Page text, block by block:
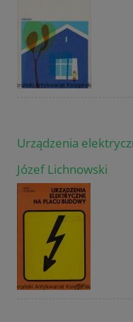
Urządzenia
Józef Lichnowski